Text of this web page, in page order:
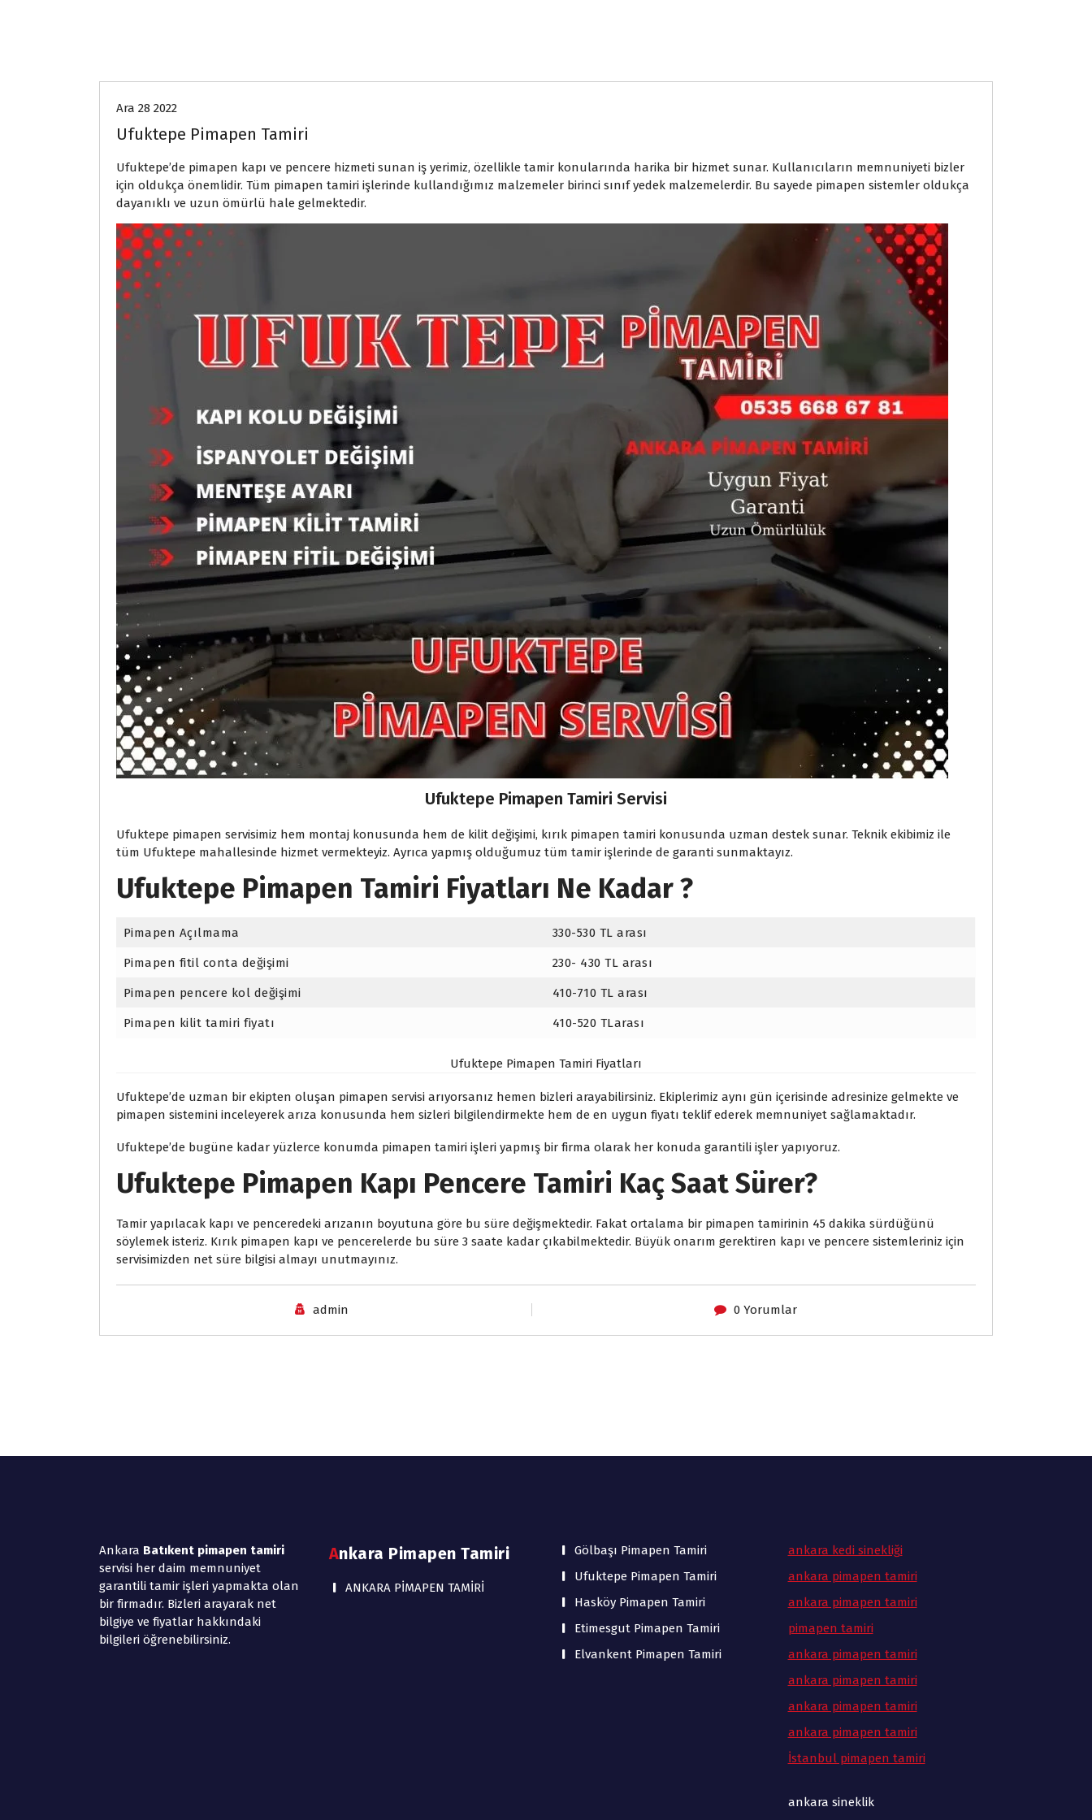
Ara 28 2022
Ufuktepe Pimapen Tamiri
Ufuktepe’de pimapen kapı ve pencere hizmeti sunan iş yerimiz, özellikle tamir konularında harika bir hizmet sunar. Kullanıcıların memnuniyeti bizler
için oldukça önemlidir. Tüm pimapen tamiri işlerinde kullandığımız malzemeler birinci sınıf yedek malzemelerdir. Bu sayede pimapen sistemler oldukça
dayanıklı ve uzun ömürlü hale gelmektedir.
Ufuktepe Pimapen Tamiri Servisi
Ufuktepe pimapen servisimiz hem montaj konusunda hem de kilit değişimi, kırık pimapen tamiri konusunda uzman destek sunar. Teknik ekibimiz ile
tüm Ufuktepe mahallesinde hizmet vermekteyiz. Ayrıca yapmış olduğumuz tüm tamir işlerinde de garanti sunmaktayız.
Ufuktepe Pimapen Tamiri Fiyatları Ne Kadar ?
Pimapen Açılmama 330-530 TL arası
Pimapen fitil conta değişimi 230- 430 TL arası
Pimapen pencere kol değişimi 410-710 TL arası
Pimapen kilit tamiri fiyatı 410-520 TLarası
Ufuktepe Pimapen Tamiri Fiyatları
Ufuktepe’de uzman bir ekipten oluşan pimapen servisi arıyorsanız hemen bizleri arayabilirsiniz. Ekiplerimiz aynı gün içerisinde adresinize gelmekte ve
pimapen sistemini inceleyerek arıza konusunda hem sizleri bilgilendirmekte hem de en uygun fiyatı teklif ederek memnuniyet sağlamaktadır.
Ufuktepe’de bugüne kadar yüzlerce konumda pimapen tamiri işleri yapmış bir firma olarak her konuda garantili işler yapıyoruz.
Ufuktepe Pimapen Kapı Pencere Tamiri Kaç Saat Sürer?
Tamir yapılacak kapı ve penceredeki arızanın boyutuna göre bu süre değişmektedir. Fakat ortalama bir pimapen tamirinin 45 dakika sürdüğünü
söylemek isteriz. Kırık pimapen kapı ve pencerelerde bu süre 3 saate kadar çıkabilmektedir. Büyük onarım gerektiren kapı ve pencere sistemleriniz için
servisimizden net süre bilgisi almayı unutmayınız.
admin 0 Yorumlar
Ankara Batıkent pimapen tamiri
servisi her daim memnuniyet
garantili tamir işleri yapmakta olan
bir firmadır. Bizleri arayarak net
bilgiye ve fiyatlar hakkındaki
bilgileri öğrenebilirsiniz.
Ankara Pimapen Tamiri
ANKARA PİMAPEN TAMİRİ
Gölbaşı Pimapen Tamiri
Ufuktepe Pimapen Tamiri
Hasköy Pimapen Tamiri
Etimesgut Pimapen Tamiri
Elvankent Pimapen Tamiri
ankara kedi sinekliği
ankara pimapen tamiri
ankara pimapen tamiri
pimapen tamiri
ankara pimapen tamiri
ankara pimapen tamiri
ankara pimapen tamiri
ankara pimapen tamiri
İstanbul pimapen tamiri
ankara sineklik